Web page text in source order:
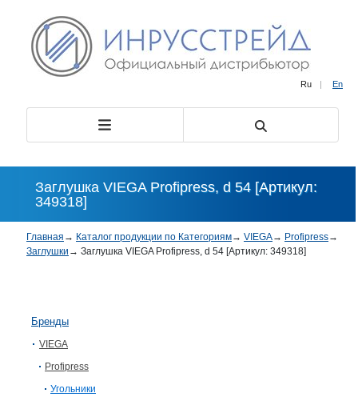
Ru | En
Заглушка VIEGA Profipress, d 54 [Артикул:
349318]
Главная → Каталог продукции по Категориям→ VIEGA→ Profipress→
Заглушки → Заглушка VIEGA Profipress, d 54 [Артикул: 349318]
Бренды
VIEGA
Profipress
Угольники